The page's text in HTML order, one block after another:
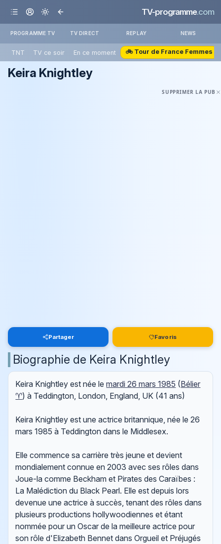
TV-programme.com
PROGRAMME TV TV DIRECT REPLAY NEWS
TNT TV ce soir En ce moment 🚲 Tour de France Femmes
Keira Knightley
SUPPRIMER LA PUB
Partager Favoris
Biographie de Keira Knightley
Keira Knightley est née lemardi 26 mars 1985 (Bélier
♈) à Teddington, London, England, UK (41 ans)
Keira Knightley est une actrice britannique, née le 26
mars 1985 à Teddington dans le Middlesex.
Elle commence sa carrière très jeune et devient
mondialement connue en 2003 avec ses rôles dans
Joue-la comme Beckham et Pirates des Caraïbes :
La Malédiction du Black Pearl. Elle est depuis lors
devenue une actrice à succès, tenant des rôles dans
plusieurs productions hollywoodiennes et étant
nommée pour un Oscar de la meilleure actrice pour
son rôle d'Elizabeth Bennet dans Orgueil et Préjugés